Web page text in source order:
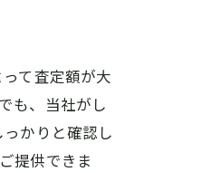
て査定額が大
も、当社がし
かりと確認し
提供できま